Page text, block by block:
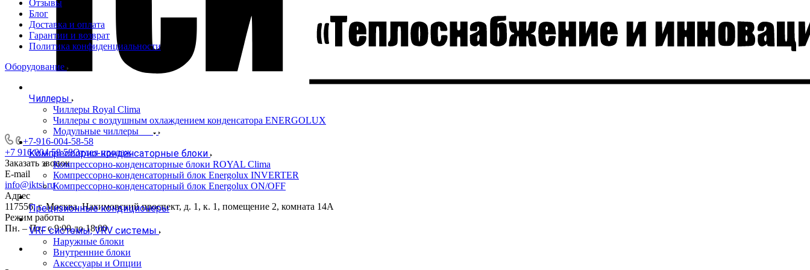
+7-916-004-58-58
+7 916 004 58 58Отдел продаж
Заказать звонок
E-mail
info@iktsi.ru
Адрес
117556, г. Москва, Нахимовский проспект, д. 1, к. 1, помещение 2, комната 14А
Режим работы
Пн. – Пт.: с 9:00 до 18:00
Отзывы
Блог
Доставка и оплата
Гарантии и возврат
Политика конфиденциальности
Оборудование
Чиллеры
Чиллеры Royal Clima
Чиллеры с воздушным охлаждением конденсатора ENERGOLUX
Модульные чиллеры
Компрессорно-конденсаторные блоки
Компрессорно-конденсаторные блоки ROYAL Clima
Компрессорно-конденсаторный блок Energolux INVERTER
Компрессорно-конденсаторный блок Energolux ON/OFF
Прецизионные кондиционеры
VRF системы, VRV системы
Наружные блоки
Внутренние блоки
Аксессуары и Опции